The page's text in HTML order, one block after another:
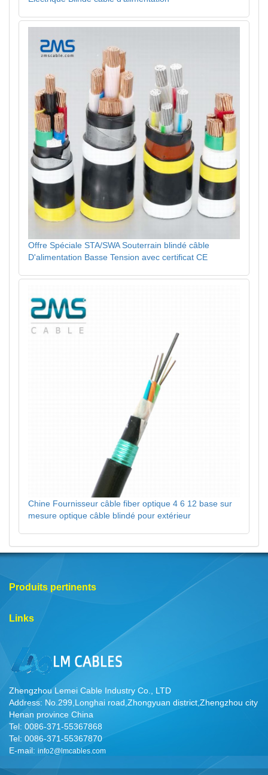
Offre Spéciale STA/SWA Souterrain blindé câble
D'alimentation Basse Tension avec certificat CE
Chine Fournisseur câble fiber optique 4 6 12 base sur
mesure optique câble blindé pour extérieur
Produits pertinents
Links
Zhengzhou Lemei Cable Industry Co., LTD
Address: No.299,Longhai road,Zhongyuan district,Zhengzhou city
Henan province China
Tel: 0086-371-55367868
Tel: 0086-371-55367870
E-mail: info2@lmcables.com